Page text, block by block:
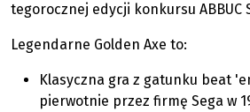
tegorocznej edycji konkursu ABBUC
Legendarne Golden Axe to:
Klasyczna gra z gatunku beat
pierwotnie przez firmę Sega w